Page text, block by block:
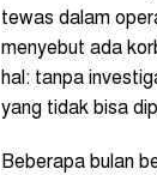
tewas dalam
menyebut ada
hal: tanpa
yang tidak bisa
Beberapa bulan